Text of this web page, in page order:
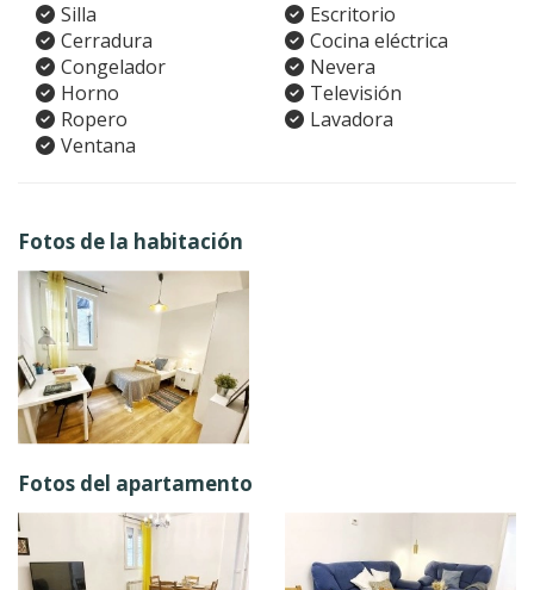
Silla
Escritorio
Cerradura
Cocina eléctrica
Congelador
Nevera
Horno
Televisión
Ropero
Lavadora
Ventana
Fotos de la habitación
Fotos del apartamento